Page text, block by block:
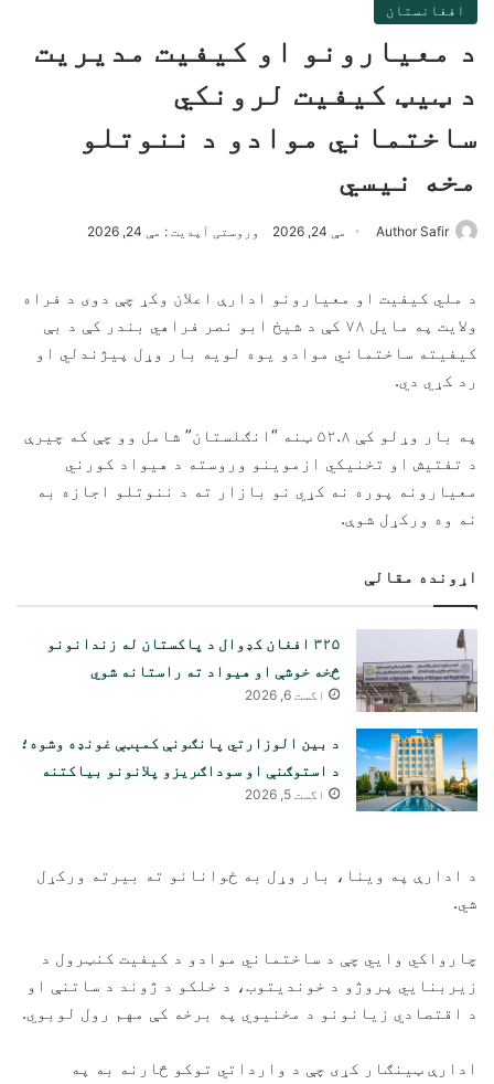
افغانستان
د معیارونو او کیفیت مدیریت
د ټیټ کیفیت لرونکي
ساختماني موادو د ننوتلو
مخه نیسي
Author Safir مې 24, 2026 وروستی آپدیت : مې 24, 2026
د ملي کیفیت او معیارونو ادارې اعلان وکړ چې دوی د فراه
ولایت په مایل ۷۸ کې د شیخ ابو نصر فراهي بندر کې د بې
کیفیته ساختماني موادو یوه لویه بار وړل پیژندلي او
رد کړي دي.
په بار وړلو کې ۵۲.۸ ټنه “انګلستان” شامل وو چې که چیرې
د تفتیش او تخنیکي ازموینو وروسته د هیواد کورني
معیارونه پوره نه کړي نو بازار ته د ننوتلو اجازه به
نه وه ورکړل شوې.
اړونده مقالې
۳۲۵ افغان کډوال د پاکستان له زندانونو
څخه خوشې او هیواد ته راستانه شوي
اگست 6, 2026
د بین الوزارتي پانګونې کمېټې غونډه وشوه؛
د استوګنې او سوداګریزو پلانونو بیاکتنه
اگست 5, 2026
د ادارې په وینا، بار وړل به ځوانانو ته بیرته ورکړل
شي.
چارواکي وايي چې د ساختماني موادو د کیفیت کنټرول د
زیربنایي پروژو د خوندیتوب، د خلکو د ژوند د ساتنې او
د اقتصادي زیانونو د مخنیوي په برخه کې مهم رول لوبوي.
ادارې ټینګار کړی چې د وارداتي توکو څارنه به په